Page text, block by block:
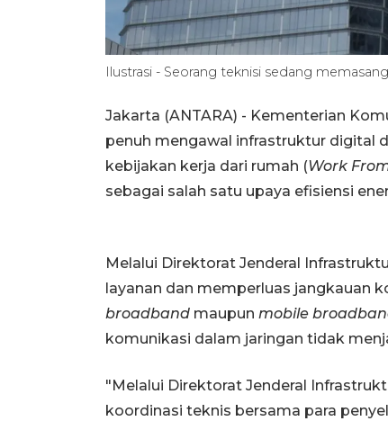
Ilustrasi - Seorang teknisi sedang
Jakarta (ANTARA) - Kementerian
penuh mengawal infrastruktur digital
kebijakan kerja dari rumah (Work
sebagai salah satu upaya efisiensi
Melalui Direktorat Jenderal
layanan dan memperluas jangkauan
broadband maupun mobile
komunikasi dalam jaringan tidak
"Melalui Direktorat Jenderal
koordinasi teknis bersama para